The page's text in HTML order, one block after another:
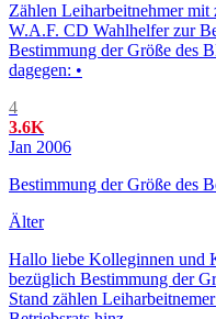
Zählen Leiharbeitnehmer
W.A.F. CD Wahlhelfer zur
Bestimmung der Größe des
dagegen: •
4
3.6K
Jan 2006
Bestimmung der Größe des
Älter
Hallo liebe Kolleginnen und
bezüglich Bestimmung der
Stand zählen